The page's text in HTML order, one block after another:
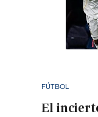
FÚTBOL
El